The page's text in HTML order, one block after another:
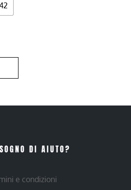
DI AIUTO?
e condizioni